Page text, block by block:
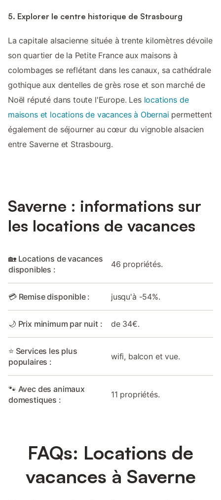
5. Explorer le centre historique de Strasbourg
La capitale alsacienne située à trente kilomètres dévoile
son quartier de la Petite France aux maisons à
colombages se reflétant dans les canaux, sa cathédrale
gothique aux dentelles de grès rose et son marché de
Noël réputé dans toute l'Europe. Les locations de
maisons et locations de vacances à Obernai permettent
également de séjourner au cœur du vignoble alsacien
entre Saverne et Strasbourg.
Saverne : informations sur
les locations de vacances
🏡 Locations de vacances
disponibles :
46 propriétés.
💳 Remise disponible : jusqu'à -54%.
🌙 Prix minimum par nuit : de 34€.
⭐ Services les plus
populaires :
wifi, balcon et vue.
🐾 Avec des animaux
domestiques :
11 propriétés.
FAQs: Locations de
vacances à Saverne